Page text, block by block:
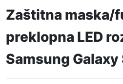
Zaštitna maska/
preklopna LED
Samsung Galaxy